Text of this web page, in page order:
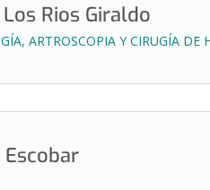
Rios Giraldo
ARTROSCOPIA Y CIRUGÍA DE